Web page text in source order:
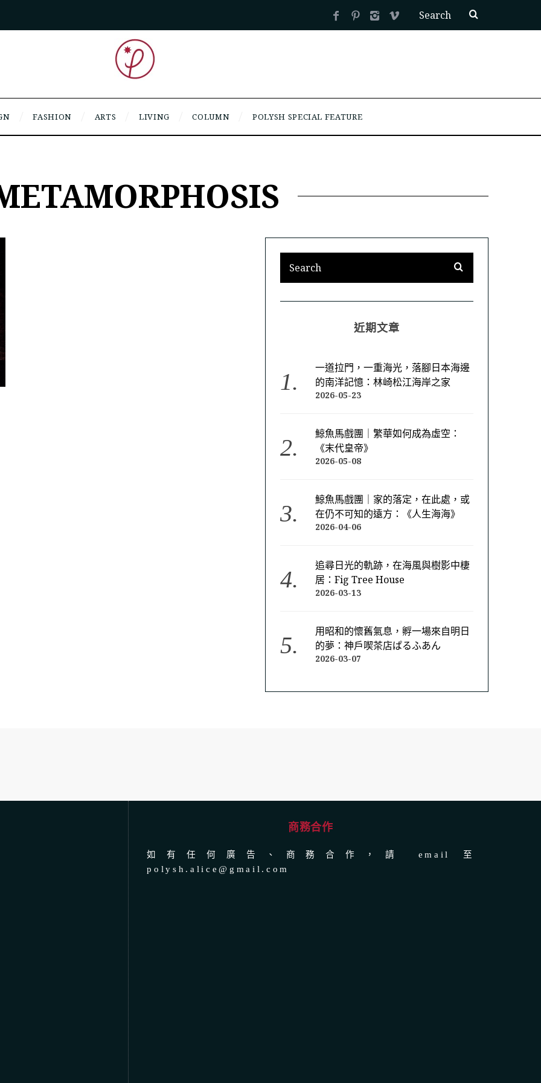
FASHION ARTS LIVING COLUMN POLYSH SPECIAL FEATURE
近期文章
一道拉門，一重海光，落腳日本海邊
的南洋記憶：林崎松江海岸之家
2026-05-23
鯨魚馬戲團｜繁華如何成為虛空：
《末代皇帝》
2026-05-08
鯨魚馬戲團｜家的落定，在此處，或
在仍不可知的遠方：《人生海海》
2026-04-06
追尋日光的軌跡，在海風與樹影中棲
居：Fig Tree House
2026-03-13
用昭和的懷舊氣息，孵一場來自明日
的夢：神戶喫茶店ぱるふあん
2026-03-07
商務合作
如有任何廣告、商務合作，請 email 至
polysh.alice@gmail.com